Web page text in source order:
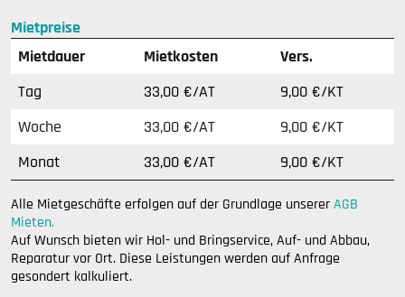
Mietpreise
Mietdauer
Mietkosten Vers.
Tag
33,00 €/AT
9,00 €/KT
Woche
33,00 €/AT
9,00 €/KT
Monat
33,00 €/AT 9,00 €/KT
Alle Mietgeschäfte erfolgen auf der Grundlage unserer AGB
Mieten.
Auf Wunsch bieten wir Hol- und Bringservice, Auf- und Abbau,
Reparatur vor Ort. Diese Leistungen werden auf Anfrage
gesondert kalkuliert.